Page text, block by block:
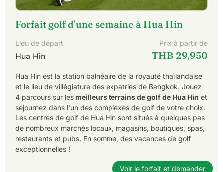
Forfait golf d'une semaine à Hua Hin
Lieu de départ Prix à partir de
Hua Hin THB 29,950
Hua Hin est la station balnéaire de la royauté thaïlandaise
et le lieu de villégiature des expatriés de Bangkok. Jouez
4 parcours sur les meilleurs terrains de golf de Hua Hin et
séjournez dans l'un des complexes de golf de votre choix.
Les centres de golf de Hua Hin sont situés à quelques pas
de nombreux marchés locaux, magasins, boutiques, spas,
restaurants et pubs. En somme, des vacances de golf
exceptionnelles !
Voir le forfait et demander